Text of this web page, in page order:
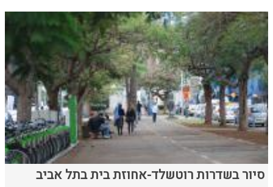
סיור בשדרות רוטשלד-אחוזת בית בתל אביב